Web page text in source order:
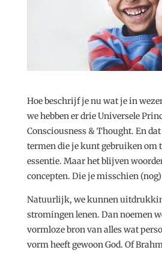
Hoe beschrijf je nu wat je in
we hebben er drie Universele
Consciousness & Thought. En
termen die je kunt gebruiken om
essentie. Maar het blijven
concepten. Die je misschien
Natuurlijk, we kunnen
stromingen lenen. Dan noemen
vormloze bron van alles wat
vorm heeft gewoon God. Of